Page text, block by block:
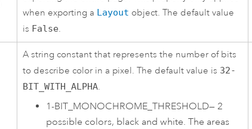
when exporting a Layout object. The default value
is False.
A string constant that represents the number of bits
to describe color in a pixel. The default value is 32-
BIT_WITH_ALPHA.
1-BIT_MONOCHROME_THRESHOLD— 2
possible colors, black and white. The areas